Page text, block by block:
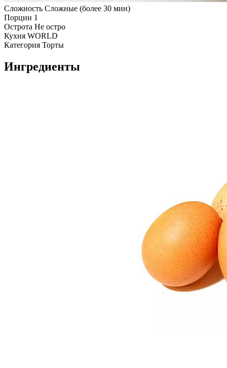
Сложность Сложные (более 30 мин)
Порции 1
Острота Не остро
Кухня WORLD
Категория Торты
Ингредиенты